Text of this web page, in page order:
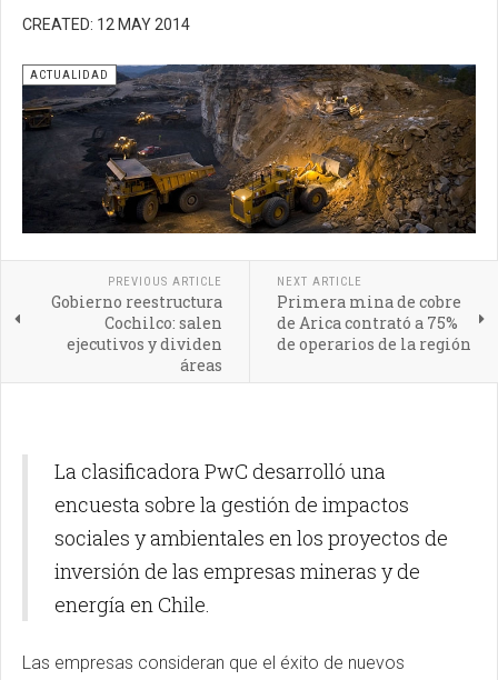
CREATED: 12 MAY 2014
ACTUALIDAD
PREVIOUS ARTICLE
Gobierno reestructura
Cochilco: salen
ejecutivos y dividen
áreas
NEXT ARTICLE
Primera mina de cobre
de Arica contrató a 75%
de operarios de la región
La clasificadora PwC desarrolló una
encuesta sobre la gestión de impactos
sociales y ambientales en los proyectos de
inversión de las empresas mineras y de
energía en Chile.
Las empresas consideran que el éxito de nuevos